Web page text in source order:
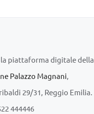
la piattaforma digitale della
Palazzo Magnani,
29/31, Reggio Emilia.
444446